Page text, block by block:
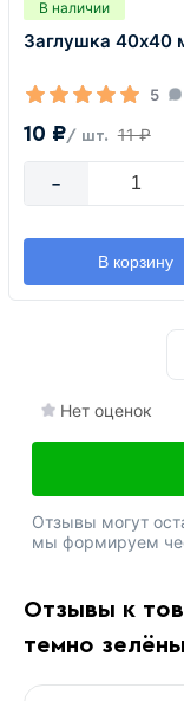
В наличии
Заглушка 40х40
5
10 ₽/ шт. 11 ₽
-
В корзину
Отзывы к
темно
Нет оценок
Отзывы могут
мы формируем